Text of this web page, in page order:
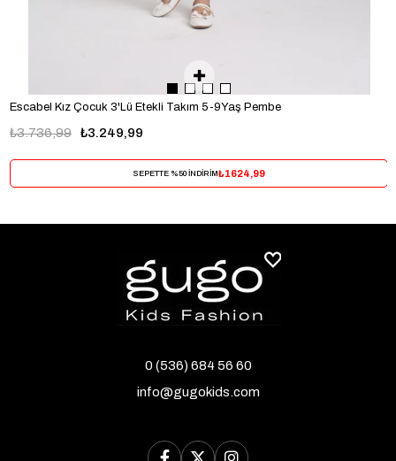
Escabel Kız Çocuk 3'Lü Etekli Takım 5-9Yaş Pembe
₺3.249,99
₺3.736,99
SEPETTE %50 İNDİRİM₺1624,99
0 (536) 684 56 60
info@gugokids.com